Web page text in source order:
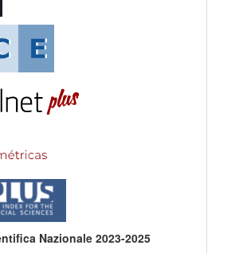
Nazionale 2023-2025